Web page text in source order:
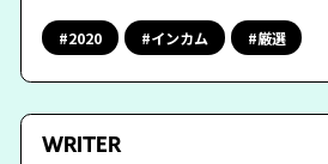
2020 インカム 厳選
WRITER